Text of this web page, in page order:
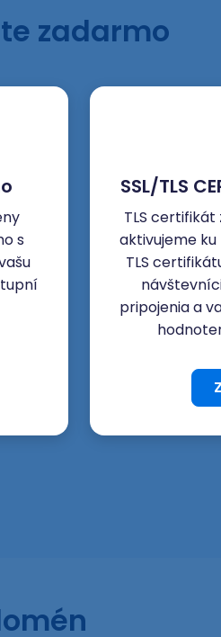
zadarmo
s
SSL/TLS
TLS
aktivujeme
TLS
pripojenia a